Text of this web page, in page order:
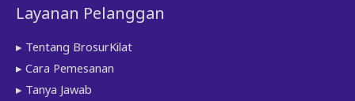
Layanan Pelanggan
▸ Tentang BrosurKilat
▸ Cara Pemesanan
▸ Tanya Jawab